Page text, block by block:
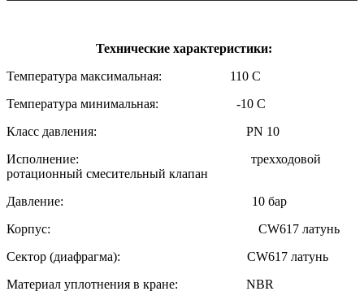
Технические характеристики:
Температура максимальная: 110 С
Температура минимальная: -10 С
Класс давления: PN 10
Исполнение: трехходовой
ротационный смесительный клапан
Давление: 10 бар
Корпус: CW617 латунь
Сектор (диафрагма): CW617 латунь
Материал уплотнения в кране: NBR